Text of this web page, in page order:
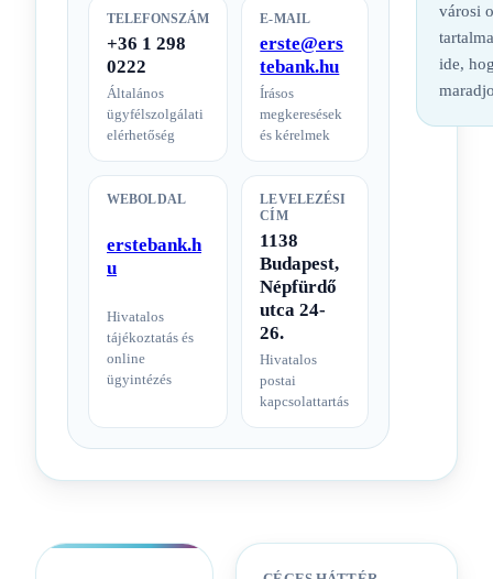
TELEFONSZÁM
+36 1 298
0222
Általános
ügyfélszolgálati
elérhetőség
E-MAIL
erste@ers
tebank.hu
Írásos
megkeresések
és kérelmek
WEBOLDAL
erstebank.h
u
Hivatalos
tájékoztatás és
online
ügyintézés
LEVELEZÉSI
CÍM
1138
Budapest,
Népfürdő
utca 24-
26.
Hivatalos
postai
kapcsolattartás
városi
ide,